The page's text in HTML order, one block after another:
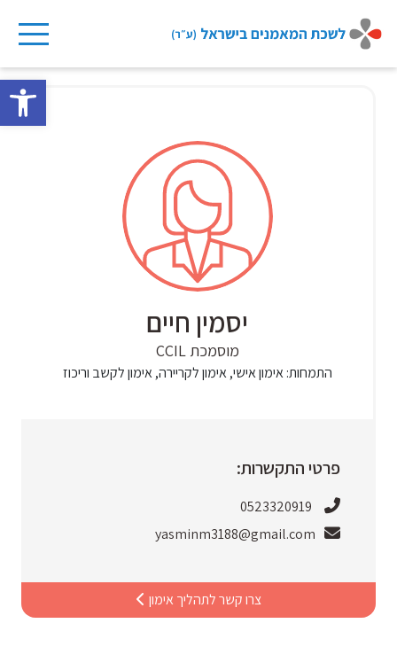
to
יסמין חיים
מוסמכת CCIL
התמחות:אימון אישי, אימון לקריירה, אימון לקשב וריכוז
פרטי התקשרות:
0523320919
yasminm3188@gmail.com
צרו קשר לתהליך אימון